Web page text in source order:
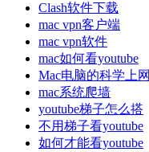
Clash软件下载
mac vpn客户端
mac vpn软件
mac如何看youtube
Mac电脑的科学上网
mac系统爬墙
youtube梯子怎么搭
不用梯子看youtube
如何才能看youtube